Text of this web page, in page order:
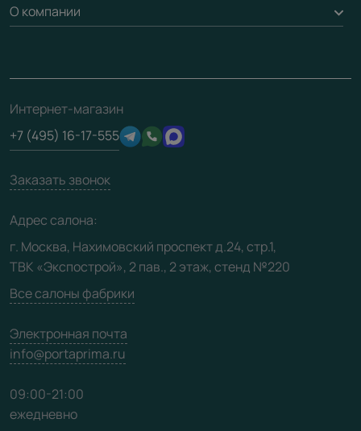
Погонаж
Вопрос-ответ
Отзывы клиентов
Техническая информация
Юридическая информация
Доставка
Дизайнерам / архитекторам
Скачать материалы
3D-модели
О компании
О фабрике
Сертификаты
Производство
Вакансии
Видео
Карта сайта
Интернет-магазин
+7 (495) 16-17-555
Заказать звонок
Адрес салона:
г. Москва, Нахимовский проспект д.24, стр.1,
ТВК «Экспострой», 2 пав., 2 этаж, стенд №220
Все салоны фабрики
Электронная почта
info@portaprima.ru
09:00-21:00
ежедневно